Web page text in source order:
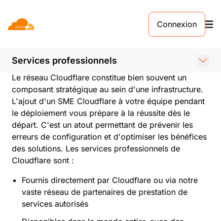
Connexion
Services professionnels
Services
professionnels
Déployez vos ressources en toute confiance
Le réseau Cloudflare constitue bien souvent un
composant stratégique au sein d'une infrastructure.
L'ajout d'un SME Cloudflare à votre équipe pendant
le déploiement vous prépare à la réussite dès le
départ. C'est un atout permettant de prévenir les
erreurs de configuration et d'optimiser les bénéfices
des solutions. Les services professionnels de
Cloudflare sont :
Fournis directement par Cloudflare ou via notre
vaste réseau de partenaires de prestation de
services autorisés